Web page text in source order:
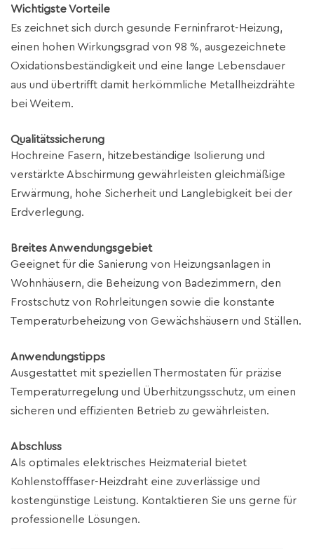
Wichtigste Vorteile
Es zeichnet sich durch gesunde Ferninfrarot-Heizung,
einen hohen Wirkungsgrad von 98 %, ausgezeichnete
Oxidationsbeständigkeit und eine lange Lebensdauer
aus und übertrifft damit herkömmliche Metallheizdrähte
bei Weitem.
Qualitätssicherung
Hochreine Fasern, hitzebeständige Isolierung und
verstärkte Abschirmung gewährleisten gleichmäßige
Erwärmung, hohe Sicherheit und Langlebigkeit bei der
Erdverlegung.
Breites Anwendungsgebiet
Geeignet für die Sanierung von Heizungsanlagen in
Wohnhäusern, die Beheizung von Badezimmern, den
Frostschutz von Rohrleitungen sowie die konstante
Temperaturbeheizung von Gewächshäusern und Ställen.
Anwendungstipps
Ausgestattet mit speziellen Thermostaten für präzise
Temperaturregelung und Überhitzungsschutz, um einen
sicheren und effizienten Betrieb zu gewährleisten.
Abschluss
Als optimales elektrisches Heizmaterial bietet
Kohlenstofffaser-Heizdraht eine zuverlässige und
kostengünstige Leistung. Kontaktieren Sie uns gerne für
professionelle Lösungen.